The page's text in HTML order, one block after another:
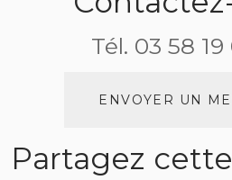
Tél. 03 58 19
ENVOYER UN
Partagez